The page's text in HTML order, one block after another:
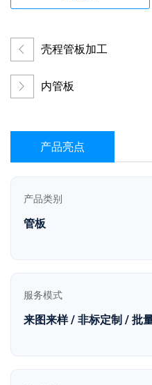
壳程管板加工
内管板
产品亮点
产品类别
管板
服务模式
来图来样 / 非标定制 / 批